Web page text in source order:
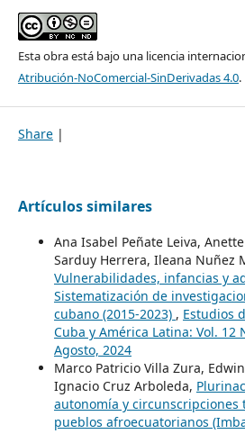
Esta obra está bajo una licencia
Atribución-NoComercial-SinDerivadas 4.0.
Share |
Artículos similares
Ana Isabel Peñate Leiva,
Sarduy Herrera, Ileana Nuñez
Vulnerabilidades, infancias y
Sistematización de
cubano (2015-2023) , Estudios
Cuba y América Latina: Vol. 12
Agosto, 2024
Marco Patricio Villa Zura,
Ignacio Cruz Arboleda,
autonomía y circunscripciones
pueblos afroecuatorianos